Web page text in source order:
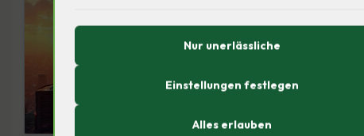
aus
Mit
Nur unerlässliche
Einstellungen festlegen
Alles erlauben